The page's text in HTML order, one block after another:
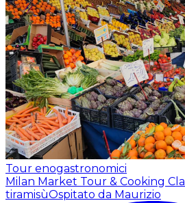
Tour enogastronomici
Milan Market Tour & Cooking
tiramisùOspitato da Maurizio